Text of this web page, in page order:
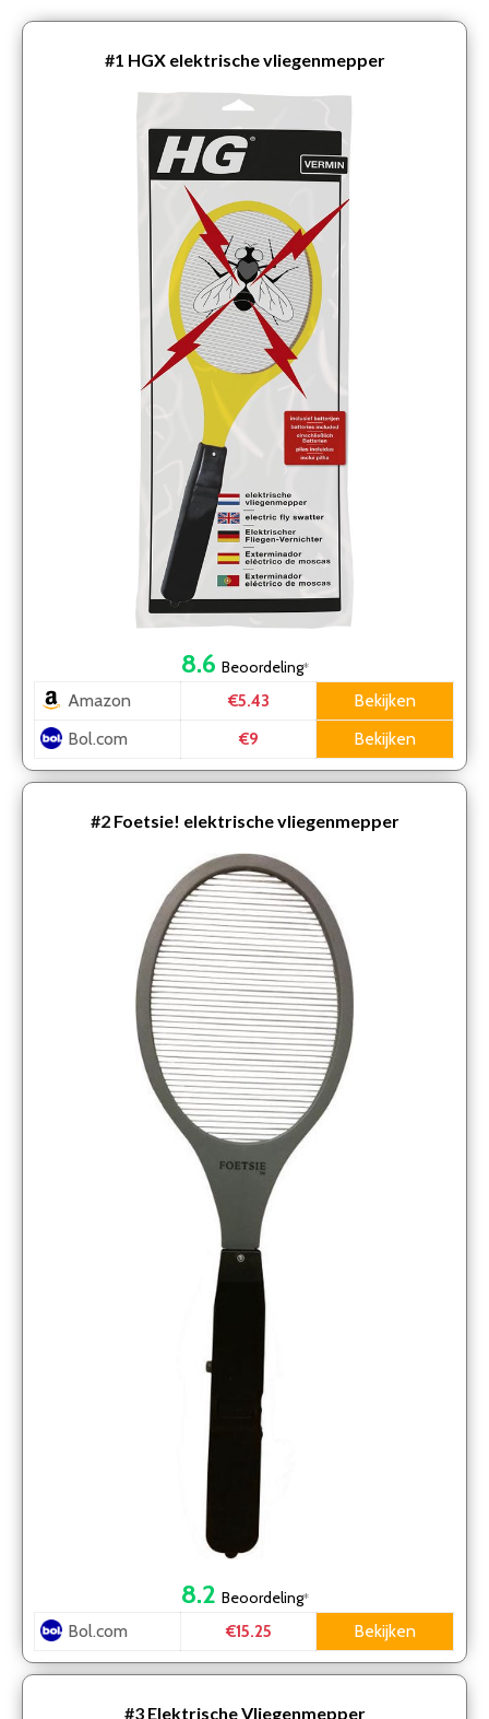
#1 HGX elektrische vliegenmepper
8.6 Beoordeling*
Amazon €5.43
Bekijken
Bol.com
€9 Bekijken
#2 Foetsie! elektrische vliegenmepper
8.2 Beoordeling*
Bol.com €15.25 Bekijken
#3 Elektrische Vliegenmepper